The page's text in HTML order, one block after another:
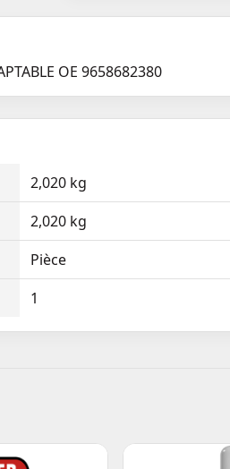
OE 9658682380
2,020 kg
2,020 kg
Pièce
1